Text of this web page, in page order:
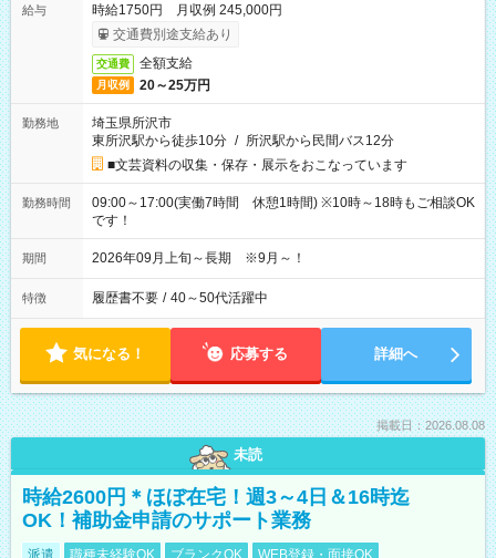
給与
時給1750円 月収例 245,000円
交通費別途支給あり
交通費 全額支給
月収例 20～25万円
勤務地
埼玉県所沢市
東所沢駅から徒歩10分 / 所沢駅から民間バス12分
■文芸資料の収集・保存・展示をおこなっています
勤務時間
09:00～17:00(実働7時間 休憩1時間) ※10時～18時もご相談OK
です！
期間 2026年09月上旬～長期 ※9月～！
特徴 履歴書不要 / 40～50代活躍中
気になる！ 応募する 詳細へ
掲載日：2026.08.08
未読
時給2600円＊ほぼ在宅！週3～4日＆16時迄
OK！補助金申請のサポート業務
派遣 職種未経験OK ブランクOK WEB登録・面接OK